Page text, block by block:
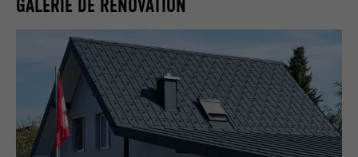
GALERIE DE RÉNOVATIONUtilisé par LinkedIn lorsqu'un site
nous » intégrée.
NOM bcookie
FOURNISSEUR LinkedIn